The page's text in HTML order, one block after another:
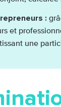
:
et
une